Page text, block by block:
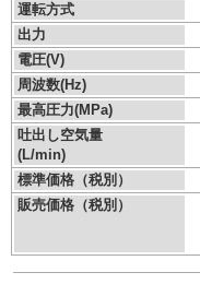
運転方式
出力
電圧(V)
周波数(Hz)
最高圧力(MPa)
吐出し空気量
(L/min)
標準価格（税別）
販売価格（税別）